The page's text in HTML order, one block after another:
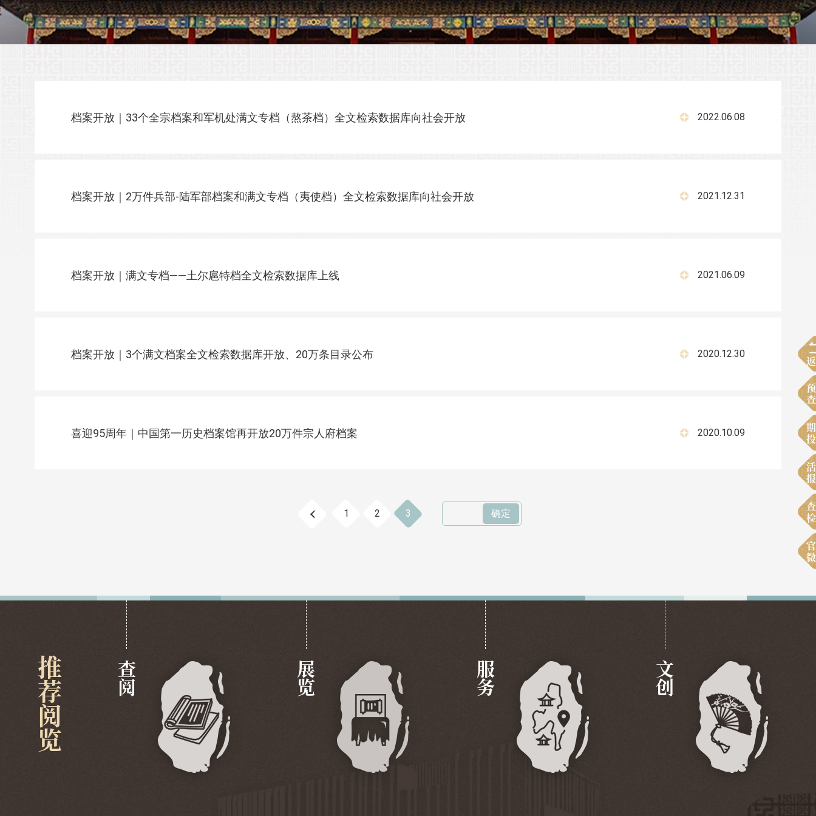
档案开放｜33个全宗档案和军机处满文专档（熬茶档）全文检索数据库向社会开放 2022.06.08
档案开放｜2万件兵部-陆军部档案和满文专档（夷使档）全文检索数据库向社会开放 2021.12.31
档案开放｜满文专档——土尔扈特档全文检索数据库上线 2021.06.09
档案开放｜3个满文档案全文检索数据库开放、20万条目录公布 2020.12.30
喜迎95周年｜中国第一历史档案馆再开放20万件宗人府档案 2020.10.09
1 2 3 确定
推荐阅览 查阅 展览 服务 文创